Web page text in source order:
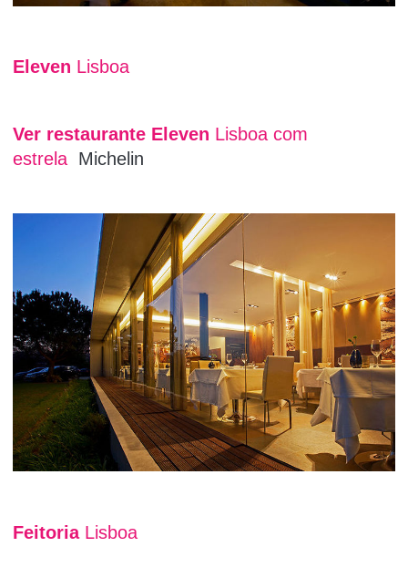
Eleven Lisboa
Ver restaurante Eleven Lisboa com
estrela Michelin
Feitoria Lisboa